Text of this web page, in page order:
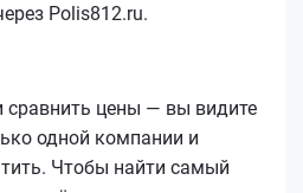
Polis812.ru.
сравнить цены — вы видите
одной компании и
Чтобы найти самый